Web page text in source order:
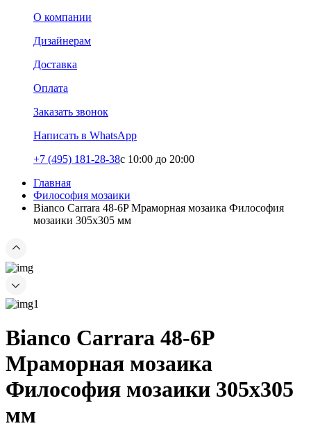
О компании
Дизайнерам
Доставка
Оплата
Заказать звонок
Написать в WhatsApp
+7 (495) 181-28-38c 10:00 до 20:00
Главная
Философия мозаики
Bianco Carrara 48-6P Мраморная мозаика Философия
мозаики 305x305 мм
Bianco Carrara 48-6P
Мраморная мозаика
Философия мозаики 305x305
мм